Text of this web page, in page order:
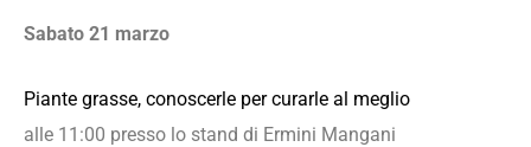
Sabato 21 marzo
Piante grasse, conoscerle per curarle al meglio
alle 11:00 presso lo stand di Ermini Mangani